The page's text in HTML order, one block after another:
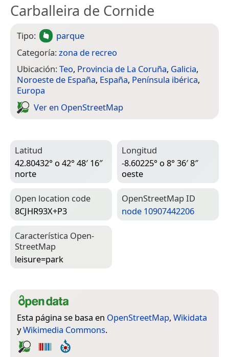
Carballeira de Cornide
Tipo:
parque
Categoría:zona de recreo
Ubicación:Teo, Provincia de La Coruña, Galicia,
Noroeste de España, España, Península ibérica,
Europa
Ver en Open­Street­Map
Latitud
42.80432° o 42° 48′ 16″
norte
Longitud
-8.60225° o 8° 36′ 8″
oeste
Open location code
8CJHR93X+P3
Open­Street­Map ID
node 10907442206
Característica Open­
Street­Map
leisure=­park
Esta página se basa en OpenStreetMap, Wikidata
yWikimedia Commons.